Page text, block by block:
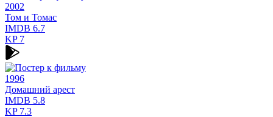
2002
Том и Томас
IMDB 6.7
KP7
1996
Домашний арест
IMDB 5.8
KP7.3